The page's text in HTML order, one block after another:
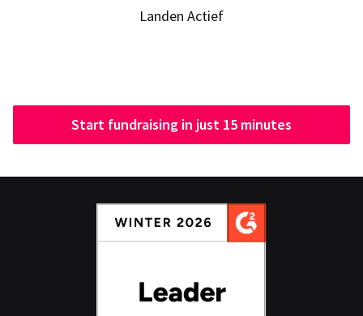
Landen Actief
Start fundraising in just 15 minutes